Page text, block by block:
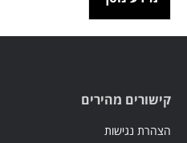
קישורים מהירים
הצהרת נגישות